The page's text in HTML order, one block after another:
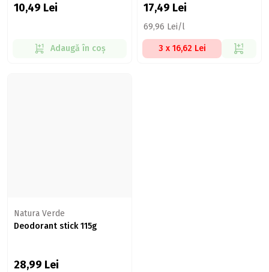
10,49 Lei
Adaugă în coș
17,49 Lei
69,96 Lei/l
3 x 16,62 Lei
Natura Verde
Deodorant stick 115g
28,99 Lei